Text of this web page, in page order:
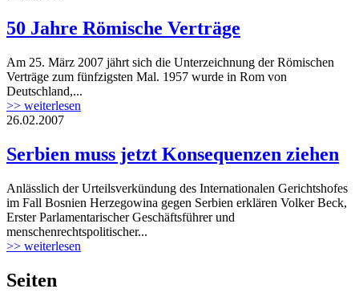
50 Jahre Römische Verträge
Am 25. März 2007 jährt sich die Unterzeichnung der Römischen
Verträge zum fünfzigsten Mal. 1957 wurde in Rom von
Deutschland,...
>> weiterlesen
26.02.2007
Serbien muss jetzt Konsequenzen ziehen
Anlässlich der Urteilsverkündung des Internationalen Gerichtshofes
im Fall Bosnien Herzegowina gegen Serbien erklären Volker Beck,
Erster Parlamentarischer Geschäftsführer und
menschenrechtspolitischer...
>> weiterlesen
Seiten